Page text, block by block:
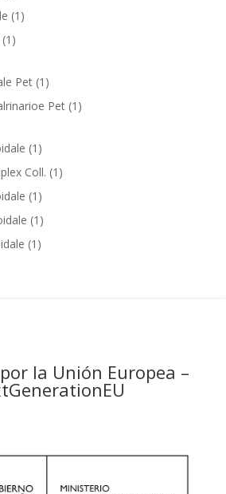
product
1 1
1 1
Pet 1 1
product
Pet 1 1
1 1
product
Coll. 1 1
1 1
product
1 1
product
1 1
la Unión Europea –